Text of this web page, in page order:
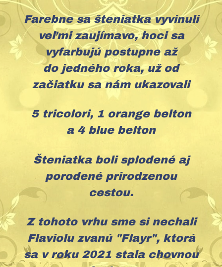
Farebne sa šteniatka vyvinuli
veľmi zaujímavo, hoci sa
vyfarbujú postupne až
do jedného roka, už od
začiatku sa nám ukazovali
5 tricolori, 1 orange belton
a 4 blue belton
Šteniatka boli splodené aj
porodené prirodzenou
cestou.
Z tohoto vrhu sme si nechali
Flaviolu zvanú "Flayr", ktorá
sa v roku 2021 stala chovnou